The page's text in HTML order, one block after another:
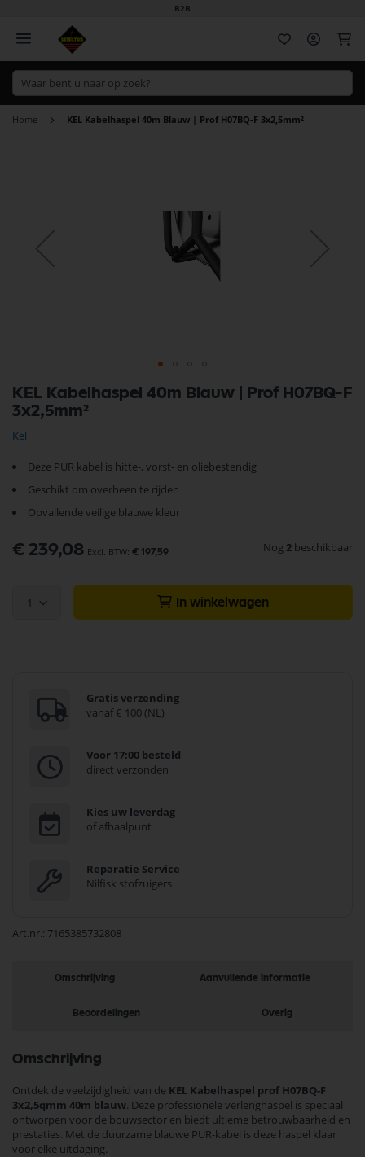
B2B
Home KEL Kabelhaspel 40m Blauw | Prof H07BQ-F 3x2,5mm²
KEL Kabelhaspel 40m Blauw | Prof H07BQ-F
3x2,5mm²
Kel
Deze PUR kabel is hitte-, vorst- en oliebestendig
Geschikt om overheen te rijden
Opvallende veilige blauwe kleur
€ 239,08 € 197,59 Nog 2 beschikbaar
1 In winkelwagen
Gratis verzending
vanaf € 100 (NL)
Voor 17:00 besteld
direct verzonden
Kies uw leverdag
of afhaalpunt
Reparatie Service
Nilfisk stofzuigers
Art.nr. 7165385732808
naar
het
van
afbeeldingen-
gallerij
Omschrijving Aanvullende informatie
Beoordelingen Overig
Omschrijving
Ontdek de veelzijdigheid van de KEL Kabelhaspel prof H07BQ-F
3x2,5qmm 40m blauw. Deze professionele verlenghaspel is speciaal
ontworpen voor de bouwsector en biedt ultieme betrouwbaarheid en
prestaties. Met de duurzame blauwe PUR-kabel is deze haspel klaar
voor elke uitdaging.